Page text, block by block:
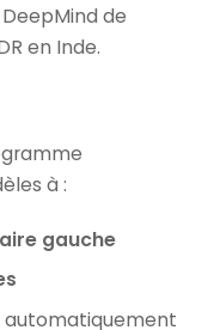
de
en Inde.
à :
gauche
automatiquement